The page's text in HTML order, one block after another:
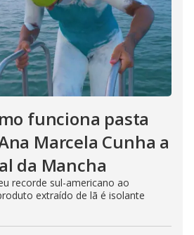
funciona pasta
Marcela Cunha a
da Mancha
recorde sul-americano ao
extraído de lã é isolante